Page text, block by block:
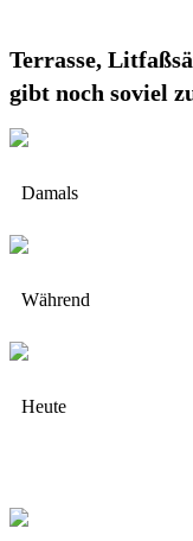
Terrasse,
gibt noch soviel
Damals
Während
Heute